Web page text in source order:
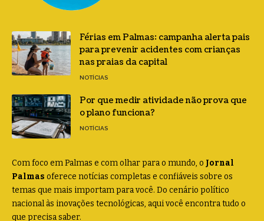
Férias em Palmas: campanha alerta pais
para prevenir acidentes com crianças
nas praias da capital
NOTÍCIAS
Por que medir atividade não prova que
o plano funciona?
NOTÍCIAS
Com foco em Palmas e com olhar para o mundo, o Jornal
Palmas oferece notícias completas e confiáveis sobre os
temas que mais importam para você. Do cenário político
nacional às inovações tecnológicas, aqui você encontra tudo o
que precisa saber.